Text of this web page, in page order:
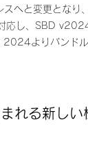
へと変更となり
し、SBD
よりバンドル
れる新しい